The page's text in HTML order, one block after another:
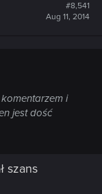
#8,541
Aug 11, 2014
i
jest dość
szans